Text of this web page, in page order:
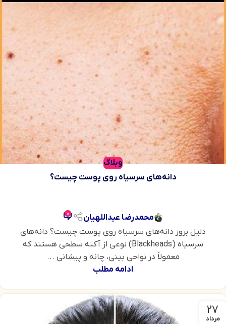
وبلاگ
دانه‌های سرسیاه روی پوست چیست؟
محمدرضا عبداللهیان 0
دلیل بروز دانه‌های سرسیاه روی پوست چیست؟ دانه‌های
سرسیاه (Blackheads) نوعی از آکنه سطحی هستند که
معمولاً در نواحی بینی، چانه و پیشانی ...
ادامه مطلب
27
مرداد